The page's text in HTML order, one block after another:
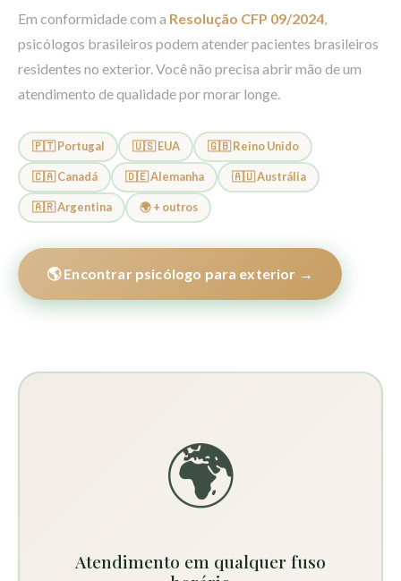
Em conformidade com a Resolução CFP 09/2024,
psicólogos brasileiros podem atender pacientes brasileiros
residentes no exterior. Você não precisa abrir mão de um
atendimento de qualidade por morar longe.
🇵🇹 Portugal 🇺🇸 EUA 🇬🇧 Reino Unido
🇨🇦 Canadá 🇩🇪 Alemanha 🇦🇺 Austrália
🇦🇷 Argentina 🌍 + outros
🌎 Encontrar psicólogo para exterior →
🌍
Atendimento em qualquer fuso